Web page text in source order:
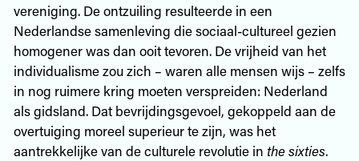
vereniging. De ontzuiling resulteerde in een
Nederlandse samenleving die sociaal-cultureel gezien
homogener was dan ooit tevoren. De vrijheid van het
individualisme zou zich – waren alle mensen wijs – zelfs
in nog ruimere kring moeten verspreiden: Nederland
als gidsland. Dat bevrijdingsgevoel, gekoppeld aan de
overtuiging moreel superieur te zijn, was het
aantrekkelijke van de culturele revolutie in the sixties.